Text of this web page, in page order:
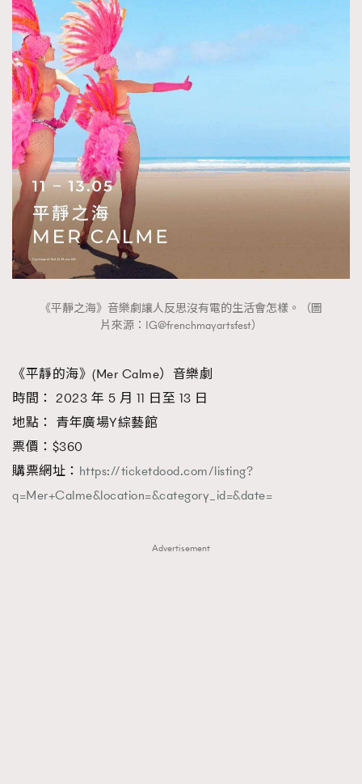
《平靜之海》音樂劇讓人反思沒有電的生活會怎樣。（圖
片來源：IG@frenchmayartsfest）
《平靜的海》(Mer Calme）音樂劇
時間： 2023 年 5 月 11 日至 13 日
地點： 青年廣場Y綜藝館
票價：$360
購票網址： https://ticketdood.com/listing?
q=Mer+Calme&location=&category_id=&date=
Advertisement